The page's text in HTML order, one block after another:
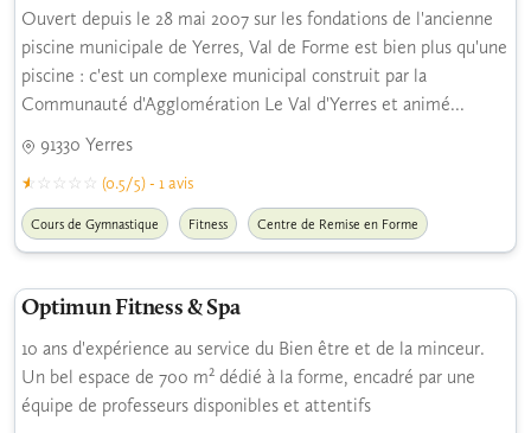
Ouvert depuis le 28 mai 2007 sur les fondations de l'ancienne
piscine municipale de Yerres, Val de Forme est bien plus qu'une
piscine : c'est un complexe municipal construit par la
Communauté d'Agglomération Le Val d'Yerres et animé...
91330 Yerres
(0.5/5) - 1 avis
Cours de Gymnastique Fitness Centre de Remise en Forme
Optimun Fitness & Spa
10 ans d'expérience au service du Bien être et de la minceur.
Un bel espace de 700 m² dédié à la forme, encadré par une
équipe de professeurs disponibles et attentifs